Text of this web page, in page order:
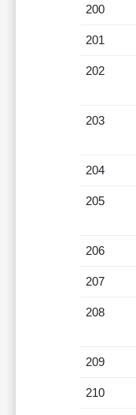
200
201
202
203
204
205
206
207
208
209
210